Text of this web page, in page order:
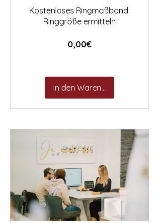
Kostenloses Ringmaßband:
Ringgröße ermitteln
0,00€Preis
In den Warenkorb